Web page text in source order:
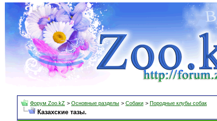
Форум Zoo.kZ > Основные разделы > Собаки > Породные клубы собак
Казахские тазы.